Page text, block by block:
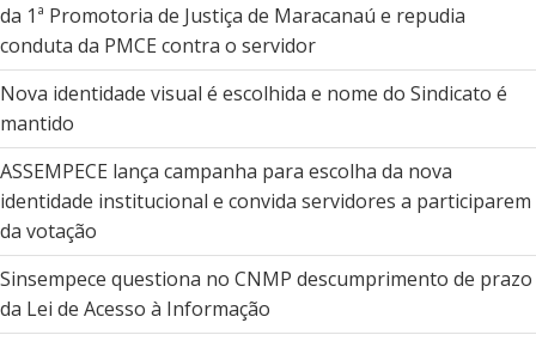
da 1ª Promotoria de Justiça de Maracanaú e repudia
conduta da PMCE contra o servidor
Nova identidade visual é escolhida e nome do Sindicato é
mantido
ASSEMPECE lança campanha para escolha da nova
identidade institucional e convida servidores a participarem
da votação
Sinsempece questiona no CNMP descumprimento de prazo
da Lei de Acesso à Informação